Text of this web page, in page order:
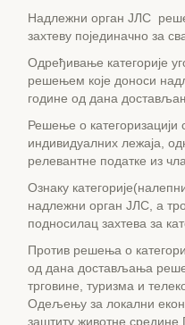
Надлежни орган ЈЛС
захтеву појединачно за
Одређивање категорије
решењем које доноси
године од дана
Решење о категоризацији
индивидуалних лежаја,
релевантне податке из
Ознаку
надлежни орган ЈЛС, а
подносилац захтева за
Против решења о
од дана достављања
трговине, туризма и
Одељењу за локални
заштиту животне